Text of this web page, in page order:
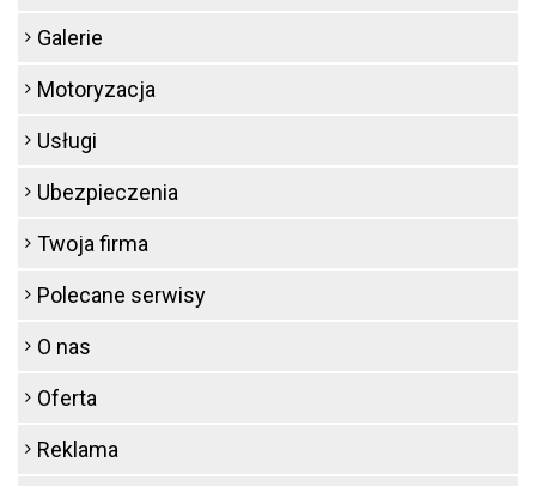
Galerie
Motoryzacja
Usługi
Ubezpieczenia
Twoja firma
Polecane serwisy
O nas
Oferta
Reklama